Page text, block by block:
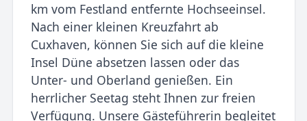
km vom Festland entfernte Hochseeinsel.
Nach einer kleinen Kreuzfahrt ab
Cuxhaven, können Sie sich auf die kleine
Insel Düne absetzen lassen oder das
Unter- und Oberland genießen. Ein
herrlicher Seetag steht Ihnen zur freien
Verfügung. Unsere Gästeführerin begleitet